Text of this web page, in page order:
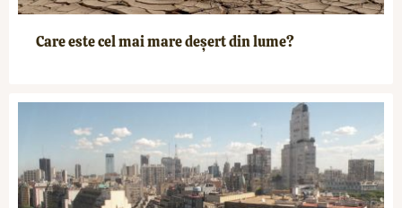
Care este cel mai mare deșert din lume?